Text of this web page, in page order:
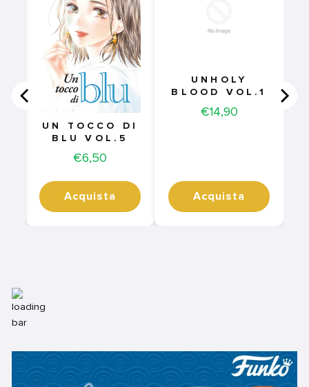
UN TOCCO DI
BLU VOL.5
Price
€6,50
Acquista
UNHOLY
BLOOD VOL.1
Price
€14,90
Acquista